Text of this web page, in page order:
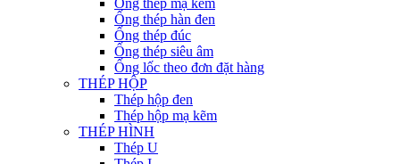
Ống thép mạ kẽm
Ống thép hàn đen
Ống thép đúc
Ống thép siêu âm
Ống lốc theo đơn đặt hàng
THÉP HỘP
Thép hộp đen
Thép hộp mạ kẽm
THÉP HÌNH
Thép U